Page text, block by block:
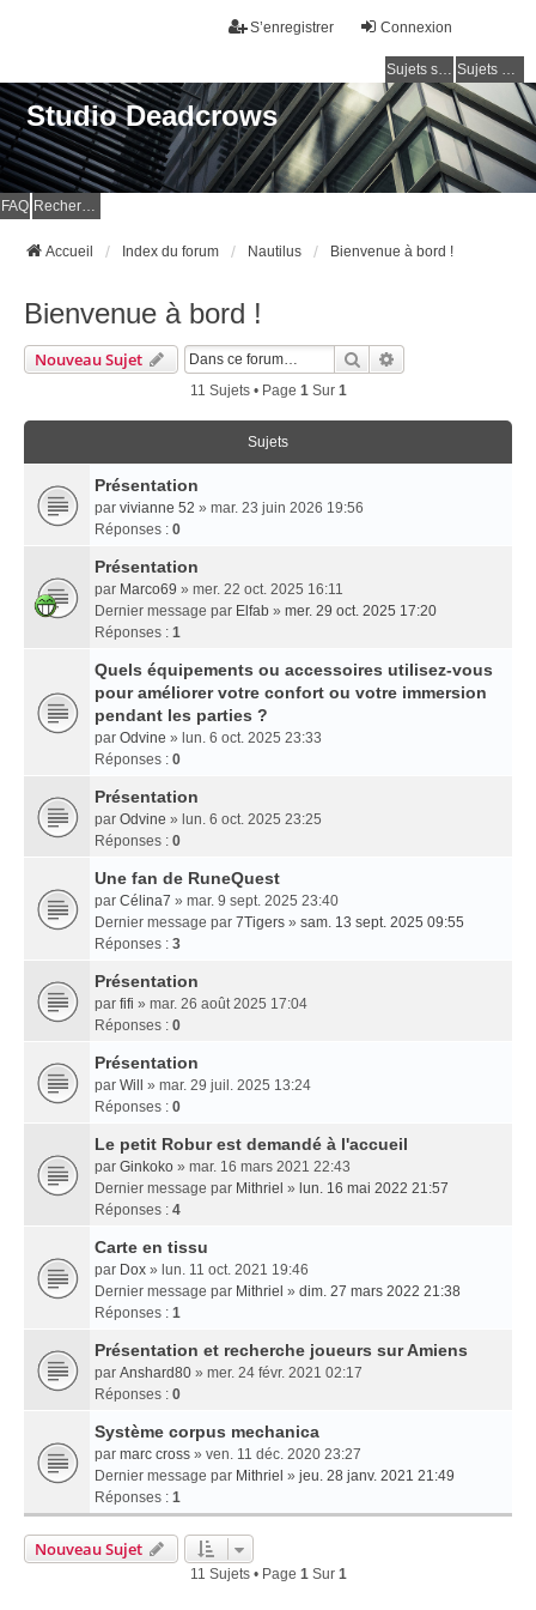
Connexion
S’enregistrer
Sujets sans réponse Sujets actifs
Studio Deadcrows
FAQ Rechercher
Accueil Index du forum Nautilus Bienvenue à bord !
Bienvenue à bord !
Nouveau Sujet Rechercher
11 Sujets • Page 1Sur 1
Sujets
Présentation
par vivianne 52 » mar. 23 juin 2026 19:56
Réponses : 0
Présentation
par Marco69 » mer. 22 oct. 2025 16:11
Dernier message par Elfab » mer. 29 oct. 2025 17:20
Réponses : 1
Quels équipements ou accessoires utilisez-vous
pour améliorer votre confort ou votre immersion
pendant les parties ?
par Odvine » lun. 6 oct. 2025 23:33
Réponses : 0
Présentation
par Odvine » lun. 6 oct. 2025 23:25
Réponses : 0
Une fan de RuneQuest
par Célina7 » mar. 9 sept. 2025 23:40
Dernier message par 7Tigers » sam. 13 sept. 2025 09:55
Réponses : 3
Présentation
par fifi » mar. 26 août 2025 17:04
Réponses : 0
Présentation
par Will » mar. 29 juil. 2025 13:24
Réponses : 0
Le petit Robur est demandé à l'accueil
par Ginkoko » mar. 16 mars 2021 22:43
Dernier message par Mithriel » lun. 16 mai 2022 21:57
Réponses : 4
Carte en tissu
par Dox » lun. 11 oct. 2021 19:46
Dernier message par Mithriel » dim. 27 mars 2022 21:38
Réponses : 1
Présentation et recherche joueurs sur Amiens
par Anshard80 » mer. 24 févr. 2021 02:17
Réponses : 0
Système corpus mechanica
par marc cross » ven. 11 déc. 2020 23:27
Dernier message par Mithriel » jeu. 28 janv. 2021 21:49
Réponses : 1
Nouveau Sujet
11 Sujets • Page 1Sur 1